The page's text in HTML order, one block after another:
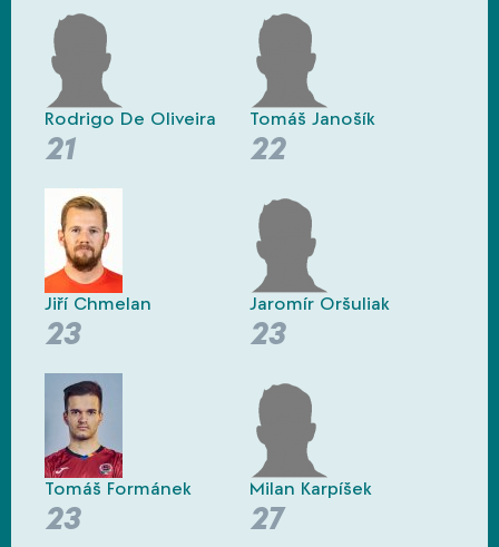
Rodrigo De Oliveira
21
Tomáš Janošík
22
Jiří Chmelan
23
Jaromír Oršuliak
23
Tomáš Formánek
23
Milan Karpíšek
27